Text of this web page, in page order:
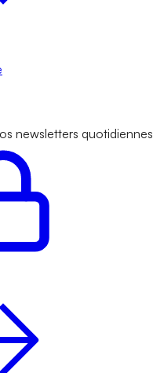
newsletters quotidiennes